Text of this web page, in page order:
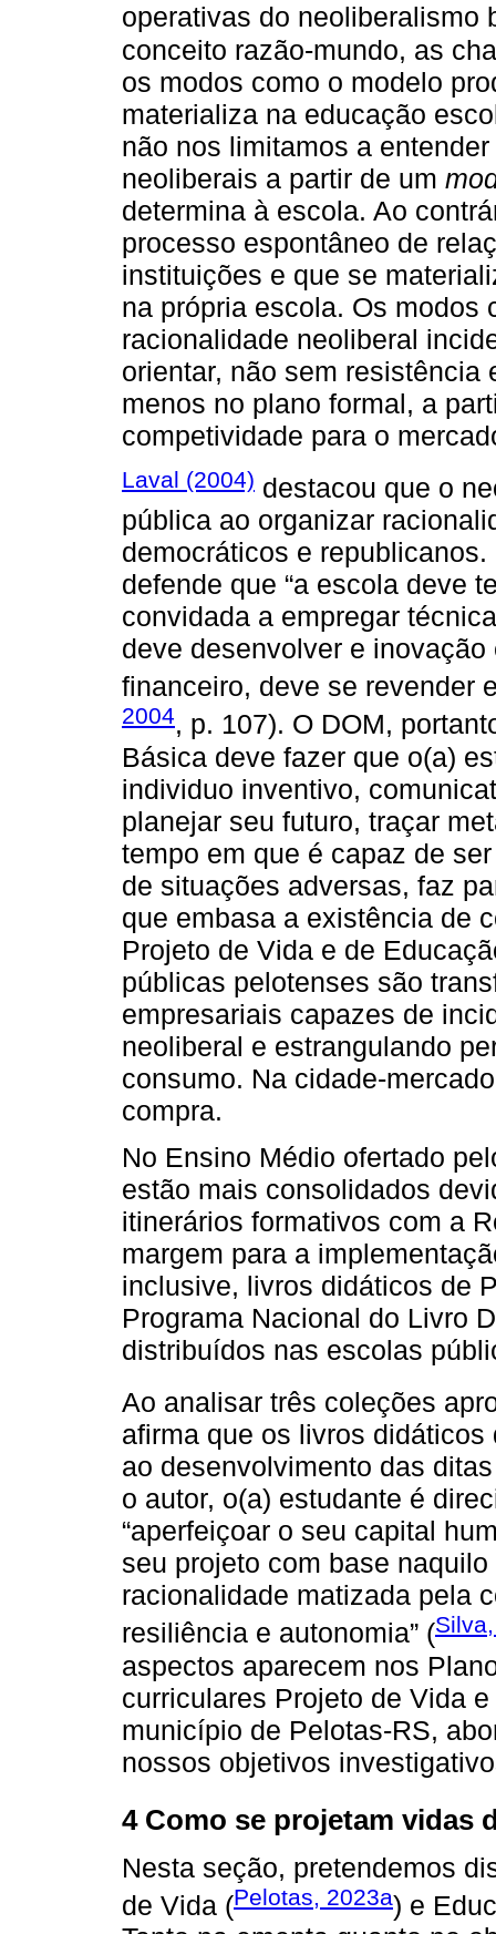
operativas do neoliberalismo
conceito razão-mundo, as
os modos como o modelo
materializa na educação
não nos limitamos a
neoliberais a partir de um
determina à escola. Ao
processo espontâneo de
instituições e que se
na própria escola. Os modos
racionalidade neoliberal
orientar, não sem
menos no plano formal, a
competividade para o
Laval (2004) destacou que o
pública ao organizar
democráticos e
defende que “a escola deve
convidada a empregar
deve desenvolver e inovação
financeiro, deve se revender
2004, p. 107). O DOM,
Básica deve fazer que o(a)
individuo inventivo,
planejar seu futuro, traçar
tempo em que é capaz de
de situações adversas, faz
que embasa a existência de
Projeto de Vida e de
públicas pelotenses são
empresariais capazes de
neoliberal e estrangulando
consumo. Na cidade-
compra.
No Ensino Médio ofertado
estão mais consolidados
itinerários formativos com a
margem para a
inclusive, livros didáticos de
Programa Nacional do Livro
distribuídos nas escolas
Ao analisar três coleções
afirma que os livros
ao desenvolvimento das
o autor, o(a) estudante é
“aperfeiçoar o seu capital
seu projeto com base
racionalidade matizada pela
resiliência e autonomia” (
aspectos aparecem nos
curriculares Projeto de Vida
município de Pelotas-RS,
nossos objetivos
4 Como se projetam vidas
Nesta seção, pretendemos
de Vida (Pelotas, 2023a) e